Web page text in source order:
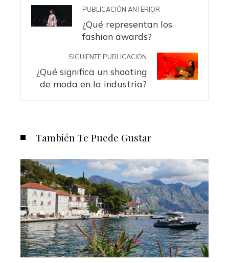
PUBLICACIÓN ANTERIOR
¿Qué representan los
fashion awards?
SIGUIENTE PUBLICACIÓN
¿Qué significa un shooting
de moda en la industria?
También Te Puede Gustar